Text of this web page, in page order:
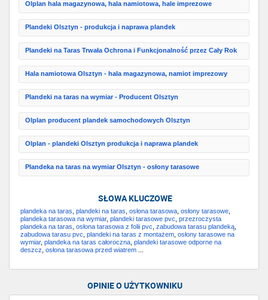
Olplan hala magazynowa, hala namiotowa, hale imprezowe
Plandeki Olsztyn - produkcja i naprawa plandek
Plandeki na Taras Trwała Ochrona i Funkcjonalność przez Cały Rok
Hala namiotowa Olsztyn - hala magazynowa, namiot imprezowy
Plandeki na taras na wymiar - Producent Olsztyn
Olplan producent plandek samochodowych Olsztyn
Olplan - plandeki Olsztyn produkcja i naprawa plandek
Plandeka na taras na wymiar Olsztyn - osłony tarasowe
SŁOWA KLUCZOWE
plandeka na taras plandeki na taras osłona tarasowa osłony tarasowe
plandeka tarasowa na wymiar, plandeki tarasowe pvc przezroczysta
plandeka na taras osłona tarasowa z folii pvc zabudowa tarasu plandeką
zabudowa tarasu pvc plandeki na taras z montażem osłony tarasowe na
wymiar, plandeka na taras całoroczna plandeki tarasowe odporne na
deszcz osłona tarasowa przed wiatrem
OPINIE O UŻYTKOWNIKU